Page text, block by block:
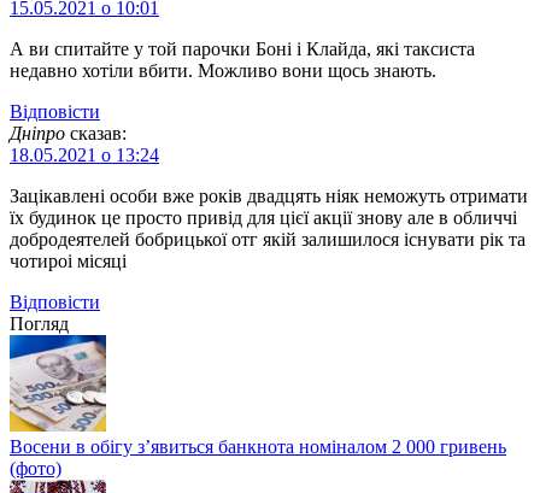
15.05.2021 о 10:01
А ви спитайте у той парочки Боні і Клайда, які таксиста
недавно хотіли вбити. Можливо вони щось знають.
Відповіcти
Дніпро сказав:
18.05.2021 о 13:24
Зацікавлені особи вже років двадцять ніяк неможуть отримати
їх будинок це просто привід для цієї акції знову але в обличчі
добродеятелей бобрицької отг якій залишилося існувати рік та
чотироі місяці
Відповіcти
Погляд
Восени в обігу з’явиться банкнота номіналом 2 000 гривень
(фото)